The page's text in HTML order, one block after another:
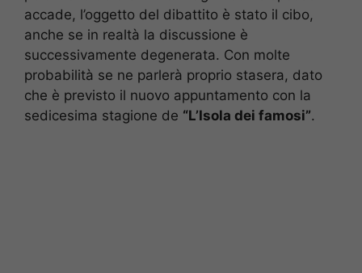
accade, l’oggetto del dibattito è stato il cibo,
anche se in realtà la discussione è
successivamente degenerata. Con molte
probabilità se ne parlerà proprio stasera, dato
che è previsto il nuovo appuntamento con la
sedicesima stagione de “L’Isola dei famosi”.